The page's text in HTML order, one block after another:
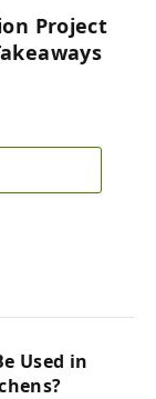
Project
Used in